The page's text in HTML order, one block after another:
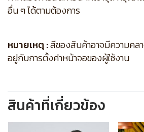
อื่น ๆ ได้ตามต้องการ
หมายเหตุ :สีของสินค้าอาจมีความคล
อยู่กับการตั้งค่าหน้าจอของผู้ใช้งาน
สินค้าที่เกี่ยวข้อง